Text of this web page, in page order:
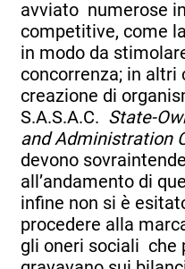
avviato numerose
competitive, come
in modo da
concorrenza; in altri
creazione di
S.A.S.A.C. State-
and Administration
devono
all’andamento di
infine non si è
procedere alla
gli oneri sociali che